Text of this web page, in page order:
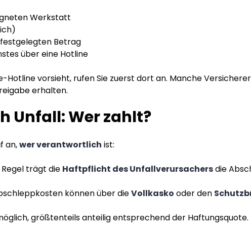
Werkstatt
Betrag
über eine Hotline
Hotline vorsieht, rufen Sie zuerst dort an. Manche
erhalten.
Unfall: Wer zahlt?
an,wer verantwortlich ist:
trägt die Haftpflicht des Unfallverursachersdie
können über dieVollkasko oder den
größtenteils anteilig entsprechend der Haftungsquote.